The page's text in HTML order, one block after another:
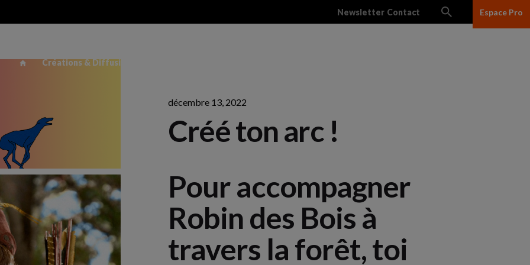
Newsletter Contact Espace Pro
Créations & Diffusion
décembre 13, 2022
Créé ton arc !
Pour accompagner
Robin des Bois à
travers la forêt, toi